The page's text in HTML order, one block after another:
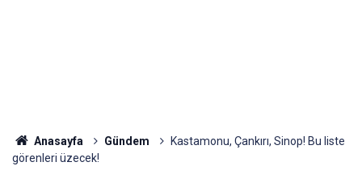
Anasayfa Gündem
Kastamonu, Çankırı, Sinop! Bu liste
görenleri üzecek!